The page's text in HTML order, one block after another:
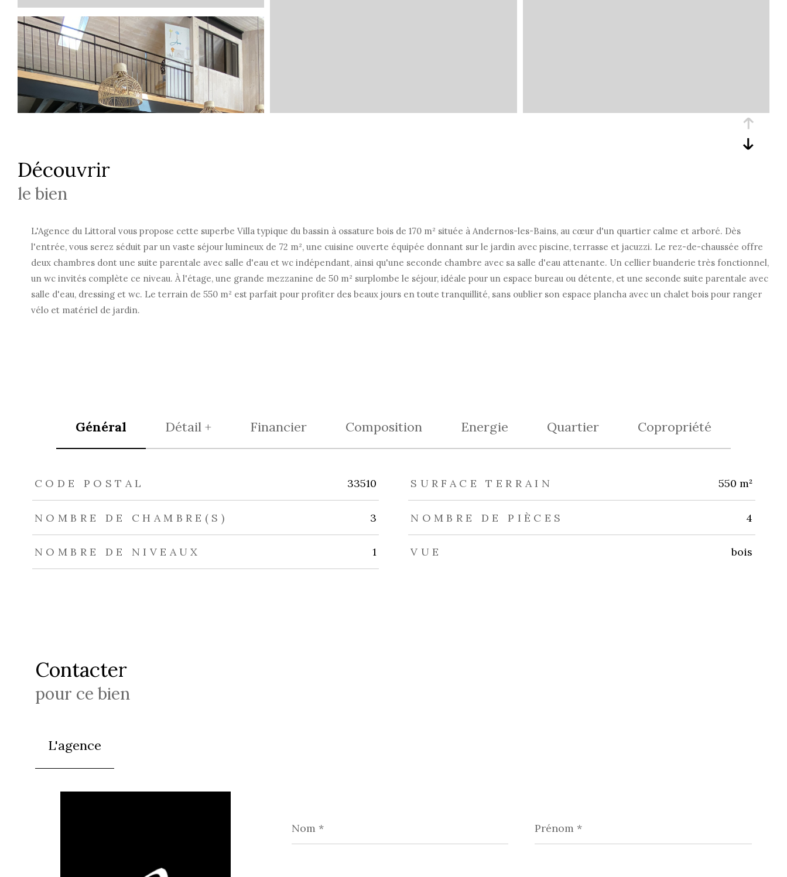
découvrir
le bien
L'Agence du Littoral vous propose cette superbe Villa typique du bassin à ossature bois de 170 m² située à Andernos-les-Bains, au cœur d'un quartier calme et arboré. Dès
l'entrée, vous serez séduit par un vaste séjour lumineux de 72 m², une cuisine ouverte équipée donnant sur le jardin avec piscine, terrasse et jacuzzi. Le rez-de-chaussée offre
deux chambres dont une suite parentale avec salle d'eau et wc indépendant, ainsi qu'une seconde chambre avec sa salle d'eau attenante. Un cellier buanderie très fonctionnel,
un wc invités complète ce niveau. À l'étage, une grande mezzanine de 50 m² surplombe le séjour, idéale pour un espace bureau ou détente, et une seconde suite parentale avec
salle d'eau, dressing et wc. Le terrain de 550 m² est parfait pour profiter des beaux jours en toute tranquillité, sans oublier son espace plancha avec un chalet bois pour ranger
vélo et matériel de jardin.
Général Détail + Financier Composition Energie Quartier Copropriété
TRAD_ZEPHYR_Caracteristique
CODE POSTAL 33510 SURFACE TERRAIN 550 m²
NOMBRE DE CHAMBRE(S) 3 NOMBRE DE PIÈCES 4
NOMBRE DE NIVEAUX 1 VUE bois
Contacter
pour ce bien
L'agence
* *